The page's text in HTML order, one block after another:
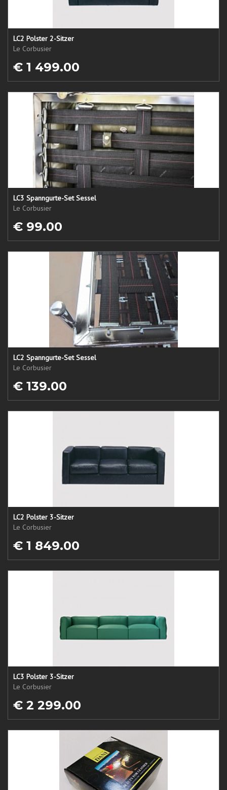
LC2 Polster 2-Sitzer
Le Corbusier
€ 1 499.00
LC3 Spanngurte-Set Sessel
Le Corbusier
€ 99.00
LC2 Spanngurte-Set Sessel
Le Corbusier
€ 139.00
LC2 Polster 3-Sitzer
Le Corbusier
€ 1 849.00
LC3 Polster 3-Sitzer
Le Corbusier
€ 2 299.00